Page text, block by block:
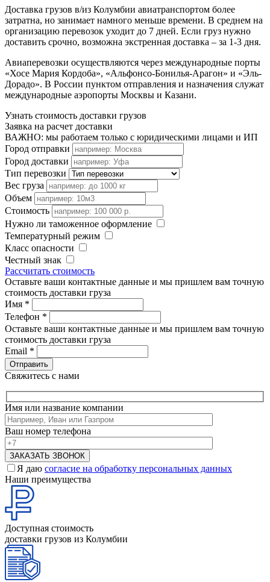
Доставка грузов в/из Колумбии авиатранспортом более
затратна, но занимает намного меньше времени. В среднем на
организацию перевозок уходит до 7 дней. Если груз нужно
доставить срочно, возможна экстренная доставка – за 1-3 дня.
Авиаперевозки осуществляются через международные порты
«Хосе Мария Кордоба», «Альфонсо-Бонилья-Арагон» и «Эль-
Дорадо». В России пунктом отправления и назначения служат
международные аэропорты Москвы и Казани.
Узнать стоимость доставки грузов
Заявка на расчет доставки
ВАЖНО: мы работаем только с юридическими лицами и ИП
Город отправки
Город доставки
Тип перевозки
Вес груза
Объем
Стоимость
Нужно ли таможенное оформление
Температурный режим
Класс опасности
Честный знак
Рассчитать стоимость
Оставьте ваши контактные данные и мы пришлем вам точную
стоимость доставки груза
Имя *
Телефон *
Оставьте ваши контактные данные и мы пришлем вам точную
стоимость доставки груза
Email *
Свяжитесь с нами
Имя или название компании
Ваш номер телефона
Я даю согласие на обработку персональных данных
Наши преимущества
Доступная стоимость
доставки грузов из Колумбии